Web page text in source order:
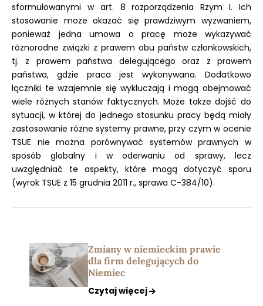
sformułowanymi w art. 8 rozporządzenia Rzym I. Ich
stosowanie może okazać się prawdziwym wyzwaniem,
ponieważ jedna umowa o pracę może wykazywać
różnorodne związki z prawem obu państw członkowskich,
tj. z prawem państwa delegującego oraz z prawem
państwa, gdzie praca jest wykonywana. Dodatkowo
łączniki te wzajemnie się wykluczają i mogą obejmować
wiele różnych stanów faktycznych. Może także dojść do
sytuacji, w której do jednego stosunku pracy będą miały
zastosowanie różne systemy prawne, przy czym w ocenie
TSUE nie można porównywać systemów prawnych w
sposób globalny i w oderwaniu od sprawy, lecz
uwzględniać te aspekty, które mogą dotyczyć sporu
(wyrok TSUE z 15 grudnia 2011 r., sprawa C-384/10).
Zmiany w niemieckim prawie
dla firm delegujących do
Niemiec
Czytaj więcej